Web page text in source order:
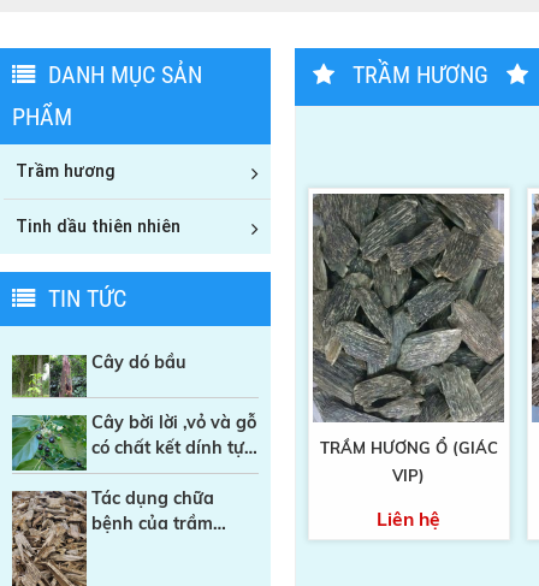
DANH MỤC SẢN
PHẨM
Trầm hương
Tinh dầu thiên nhiên
TIN TỨC
Cây dó bầu
Cây bời lời ,vỏ và gỗ
có chất kết dính tự
nhiên trong sản
xuất Nhang sạch
Tác dụng chữa
bệnh của trầm
TRẦM HƯƠNG
TRẦM HƯƠNG Ổ (GIÁC
VIP)
Liên hệ